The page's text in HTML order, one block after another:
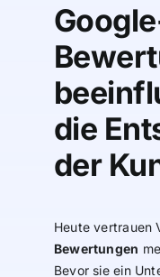
die
der
Heute vertrauen
Bewertungen
Bevor sie ein